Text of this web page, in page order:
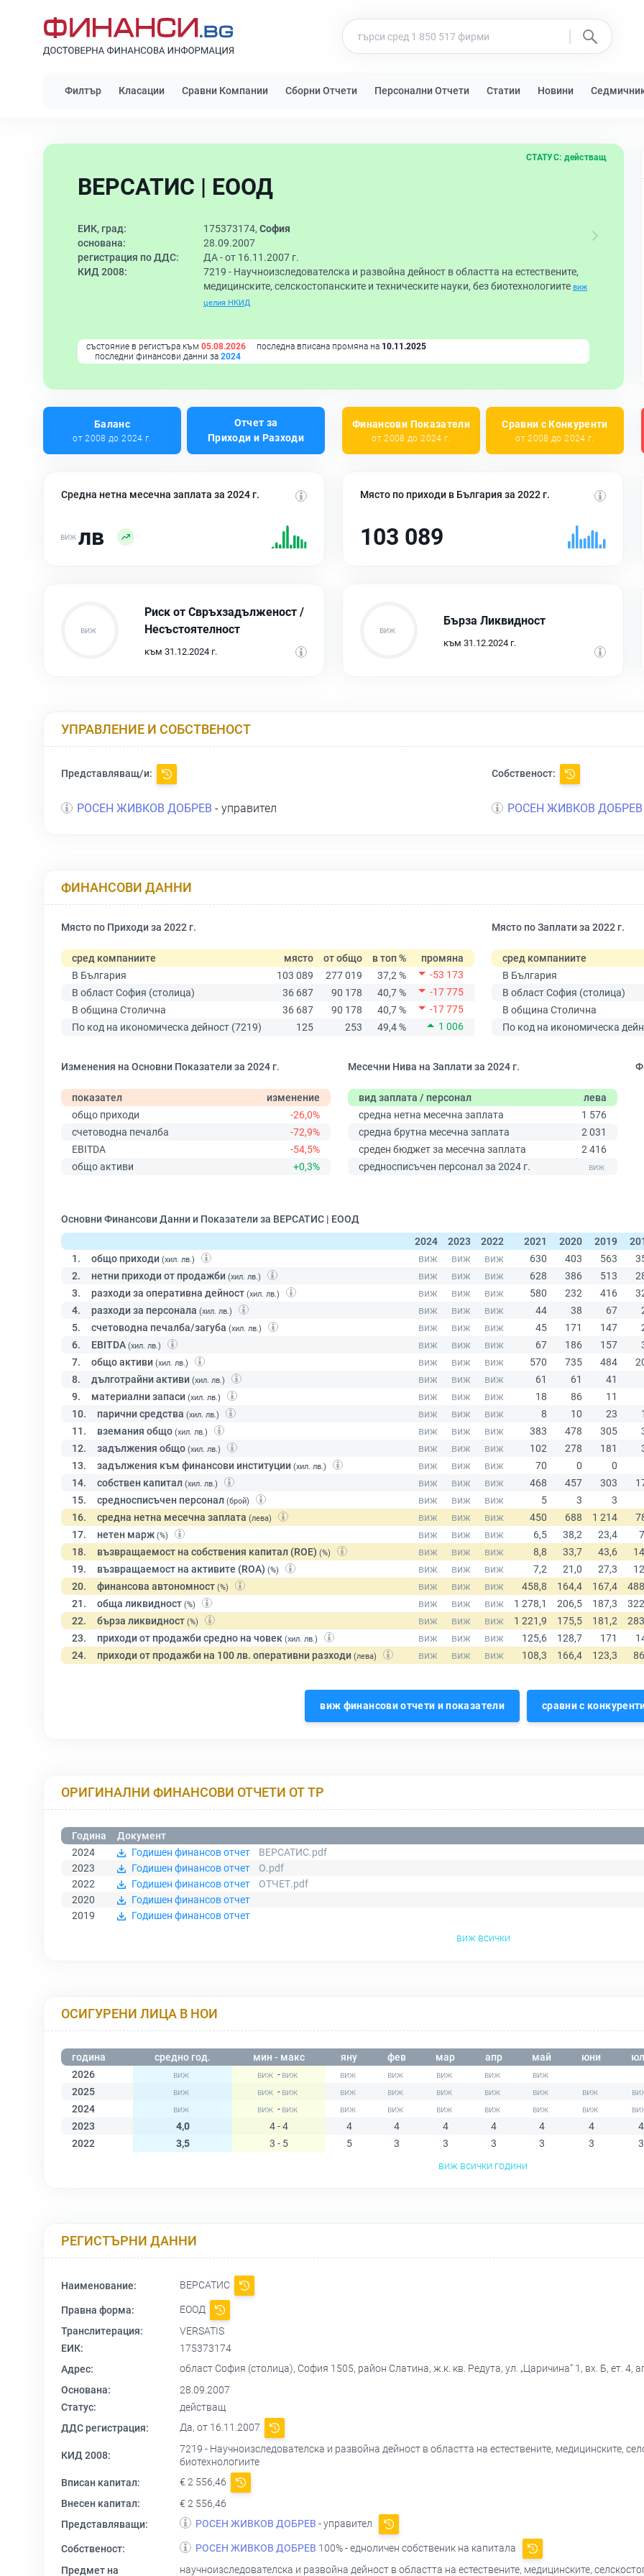
Филтър Класации Сравни Компании Сборни Отчети Персонални Отчети Статии Новини
ВЕРСАТИС | ЕООД
СТАТУС: действащ
ЕИК, град: 175373174, София
основана:
28.09.2007
регистрация по ДДС:
ДА - от 16.11.2007 г.
КИД 2008:
7219 - Научноизследователска и развойна дейност в областта на естествените,
медицинските, селскостопанските и техническите науки, без биотехнологиите виж
целия НКИД
състояние в регистъра към 05.08.2026 последна вписана промяна на 10.11.2025
последни финансови данни за 2024
Баланс
от 2008 до 2024 г.
Отчет за
Приходи и Разходи
Финансови Показатели
от 2008 до 2024 г.
Сравни с Конкуренти
от 2008 до 2024 г.
Средна нетна месечна заплата за 2024 г.
лв
Място по приходи в България за 2022 г.
103 089
Риск от Свръхзадълженост /
Несъстоятелност
към 31.12.2024 г.
Бърза Ликвидност
към 31.12.2024 г.
УПРАВЛЕНИЕ И СОБСТВЕНОСТ
Представляващ/и:
РОСЕН ЖИВКОВ ДОБРЕВ - управител
Собственост:
РОСЕН ЖИВКОВ ДОБРЕВ
ФИНАНСОВИ ДАННИ
Място по Приходи за 2022 г.
сред компаниите място от общо в топ %
промяна
В България
103 089 277 019 37,2 %
-53 173
В област София (столица)
36 687 90 178 40,7 %
-17 775
В община Столична
36 687 90 178 40,7 %
-17 775
По код на икономическа дейност (7219)
125 253 49,4 % 1 006
Място по Заплати за 2022 г.
сред компаниите
В България
В област София (столица)
В община Столична
По код на икономическа
Изменения на Основни Показатели за 2024 г.
показател
изменение
общо приходи
-26,0%
счетоводна печалба
-72,9%
EBITDA
-54,5%
общо активи
+0,3%
Месечни Нива на Заплати за 2024 г.
вид заплата / персонал
лева
средна нетна месечна заплата
1 576
средна брутна месечна заплата
2 031
среден бюджет за месечна заплата
2 416
средносписъчен персонал за 2024 г.
Основни Финансови Данни и Показатели за ВЕРСАТИС | ЕООД
2024
2023 2022 2021 2020 2019
1.
общо приходи (хил. лв.)
2. нетни приходи от продажби (хил. лв.)
3. разходи за оперативна дейност (хил. лв.)
4. разходи за персонала (хил. лв.)
5. счетоводна печалба/загуба (хил. лв.)
6. EBITDA (хил. лв.)
7. общо активи (хил. лв.)
8. дълготрайни активи (хил. лв.)
9. материални запаси (хил. лв.)
10. парични средства (хил. лв.)
11. вземания общо (хил. лв.)
12. задължения общо (хил. лв.)
13. задължения към финансови институции (хил. лв.)
14. собствен капитал (хил. лв.)
15. средносписъчен персонал (брой)
16. средна нетна месечна заплата (лева)
17. нетен марж (%)
18. възвращаемост на собствения капитал (ROE) (%)
19. възвращаемост на активите (ROA) (%)
20. финансова автономност (%)
21. обща ликвидност (%)
22. бърза ликвидност (%)
23. приходи от продажби средно на човек (хил. лв.)
24. приходи от продажби на 100 лв. оперативни разходи (лева)
виж финансови отчети и показатели сравни с
ОРИГИНАЛНИ ФИНАНСОВИ ОТЧЕТИ ОТ ТР
Година
Документ
2024
Годишен финансов отчет
ВЕРСАТИС.pdf
2023
Годишен финансов отчет
О.pdf
2022
Годишен финансов отчет
ОТЧЕТ.pdf
2020
Годишен финансов отчет
2019
Годишен финансов отчет
виж всички
ОСИГУРЕНИ ЛИЦА В НОИ
година средно год. мин - макс яну фев мар апр май юни
2026
-
2025
-
2024
-
2023
4,0 4 - 4 4 4 4 4 4 4
4
2022
3,5 3 - 5 5 3 3 3 3 3
3
виж всички години
РЕГИСТЪРНИ ДАННИ
Наименование: ВЕРСАТИС
Правна форма:
ЕООД
Транслитерация:
VERSATIS
ЕИК:
175373174
Адрес:
област София (столица), София 1505, район Слатина, ж.к. кв. Редута, ул. „Царичина“ 1, вх. Б, ет. 4,
Основана:
28.09.2007
Статус:
действащ
ДДС регистрация:
Да, от 16.11.2007
КИД 2008:
7219 - Научноизследователска и развойна дейност в областта на естествените, медицинските,
биотехнологиите
Вписан капитал:
€ 2 556,46
Внесен капитал:
€ 2 556,46
Представляващи:
РОСЕН ЖИВКОВ ДОБРЕВ - управител
Собственост: РОСЕН ЖИВКОВ ДОБРЕВ 100% - едноличен собственик на капитала
Предмет на
научноизследователска и развойна дейност в областта на естествените, медицинските,